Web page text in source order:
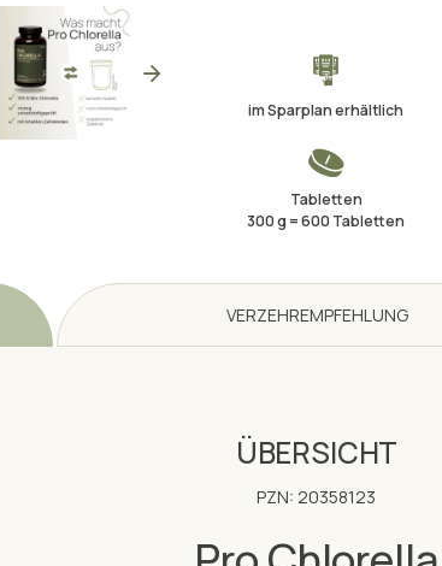
im Sparplan erhältlich
Tabletten
300 g = 600 Tabletten
VERZEHREMPFEHLUNG
ÜBERSICHT
PZN: 20358123